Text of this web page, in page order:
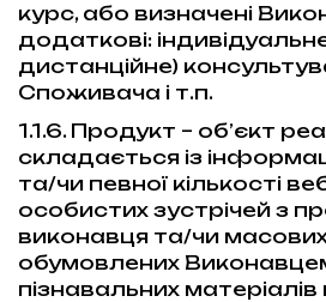
курс, або визначені
додаткові:
дистанційне)
Споживача і т.п.
1.1.6. Продукт – об’єкт
складається із
та/чи певної кількості
особистих зустрічей з
виконавця та/чи масових
обумовлених
пізнавальних матеріалів